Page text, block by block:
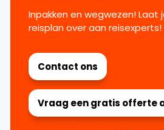
Inpakken en wegwezen! Laat
reisplan over aan reisexperts!
Contact ons
Vraag een gratis offerte